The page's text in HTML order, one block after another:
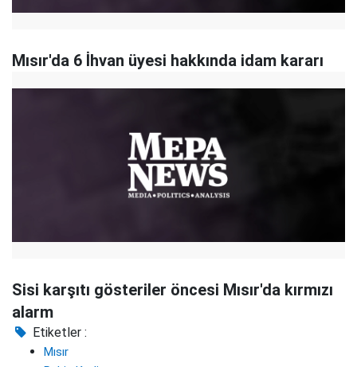
Mısır'da 6 İhvan üyesi hakkında idam kararı
Sisi karşıtı gösteriler öncesi Mısır'da kırmızı
alarm
Etiketler :
Mısır